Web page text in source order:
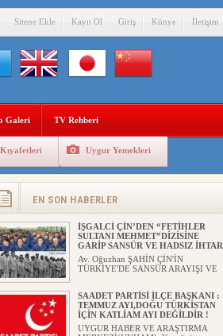
Sitene Ekle Kayıt Ol Giriş Künye İletişim
Galeri TV Rehberi
Uygur Yemekleri
EN SON HABERLER
ÇİN’İN UYGUR POLİTİKALARINI
ÖVEN DİYANET AKADEMİSİ
BAŞKANI’NA TEPKİLER
UYGUR HABER VE ARAŞTIRMA
MERKEZİ(UYHAM) Diyanet
Akademis...
ŞEHİTLERİNİ RAHMETLE
ANIYORUZ
MERKEZİ(UYHAM) Mill...
ÇİN’İN ANKARA BÜYÜKELÇİSİ
JİANG’İN TRABZON ZİYARETİ
Ali ÖZTÜRK( Güneşbakış Gazetesi
İŞGALCİ ÇİN’DEN “FETİHLER
SULTANI MEHMET”DİZİSİNE
GARİP SANSÜR VE HADSIZ İHTAR
Av. Oğuzhan ŞAHİN ÇİN'İN
TÜRKİYE'DE SANSÜR ARAYIŞI VE
SAADET PARTİSİ İLÇE BAŞKANI :
TEMMUZ AYI,DOĞU TÜRKİSTAN
İÇİN KATLİAM AYI DEĞİLDİR !
UYGUR HABER VE ARAŞTIRMA